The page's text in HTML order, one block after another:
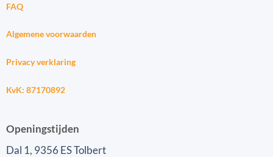
FAQ
Algemene voorwaarden
Privacy verklaring
KvK: 87170892
Openingstijden
Dal 1, 9356 ES Tolbert